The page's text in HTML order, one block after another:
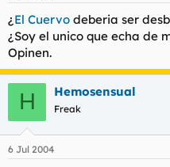
¿ El Cuervo deberia ser
¿Soy el unico que echa de
Opinen.
H Hemosensual
Freak
6 Jul 2004